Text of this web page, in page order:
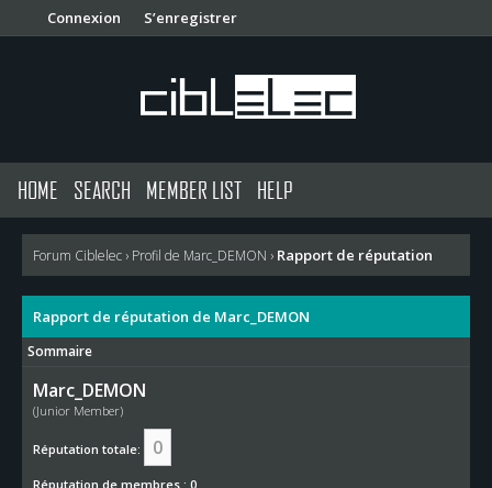
Connexion S’enregistrer
HOME SEARCH MEMBER LIST HELP
Forum Ciblelec› Profil de Marc_DEMON › Rapport de réputation
Rapport de réputation de Marc_DEMON
Sommaire
Marc_DEMON
(Junior Member)
Réputation totale: 0
Réputation de membres : 0